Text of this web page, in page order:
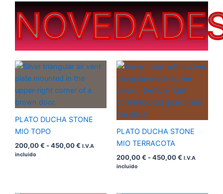
PLATO DUCHA STONE
MIO TOPO
200,00€ -450,00€
Rango
precios:
desde
I.V.A
incluido
PLATO DUCHA STONE
MIO TERRACOTA
200,00€ -450,00€
Rango
precios:
desde
200,00 €
hasta
I.V.A
incluido